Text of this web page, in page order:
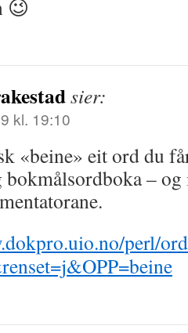
😉
sier:
kl. 19:10
«beine» eit ord du
bokmålsordboka –
perl/